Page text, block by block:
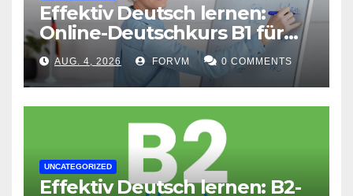
Effektiv Deutsch lernen:
Online-Deutschkurs B1 für
flexible Lernerfolge
AUG. 4, 2026 FORVM 0 COMMENTS
UNCATEGORIZED
Effektiv Deutsch lernen: B2-